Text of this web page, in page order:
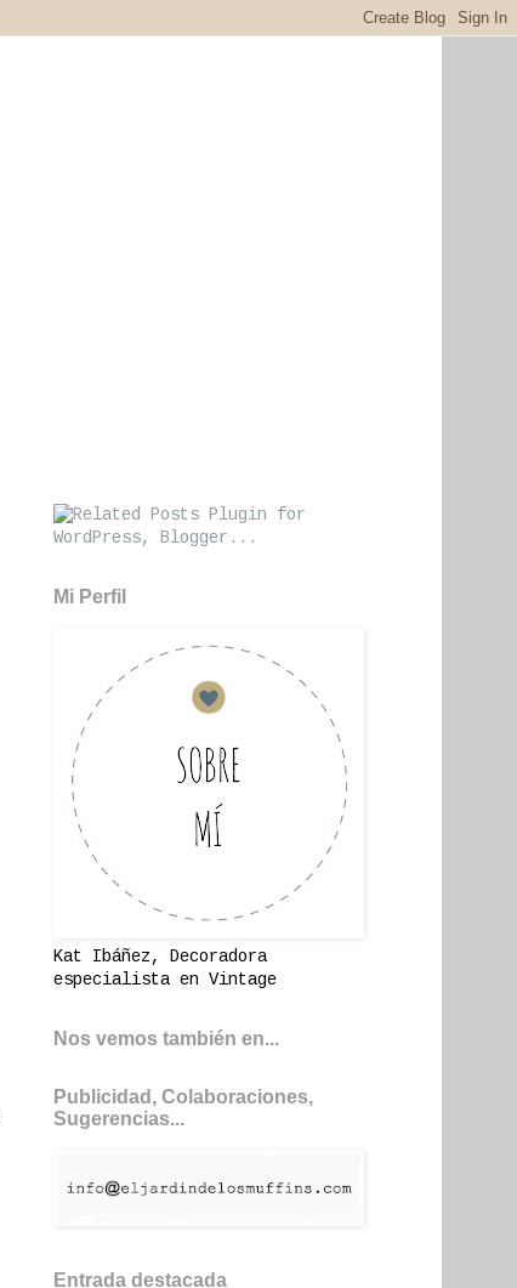
Mi Perfil
Kat Ibáñez, Decoradora
especialista en Vintage
Nos vemos también en...
Publicidad, Colaboraciones,
Sugerencias...
Entrada destacada